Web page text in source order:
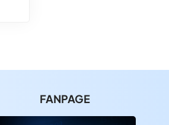
FANPAGE